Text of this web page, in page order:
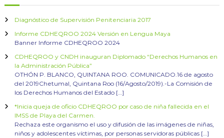
Diagnóstico de Supervisión Penitenciaria 2017
Informe CDHEQROO 2024 Versión en Lengua Maya
Banner Informe CDHEQROO 2024
CDHEQROO y CNDH inauguran Diplomado “Derechos Humanos en
la Administración Pública”
OTHÓN P. BLANCO, QUINTANA ROO. COMUNICADO.16 de agosto
del 2019Chetumal, Quintana Roo (16/Agosto/2019).-La Comisión de
los Derechos Humanos del Estado […]
*Inicia queja de oficio CDHEQROO por caso de niña fallecida en el
IMSS de Playa del Carmen.
Rechaza este organismo el uso y difusión de las imágenes de niñas,
niños y adolescentes víctimas, por personas servidoras públicas […]